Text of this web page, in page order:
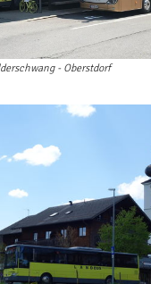
- Oberstdorf